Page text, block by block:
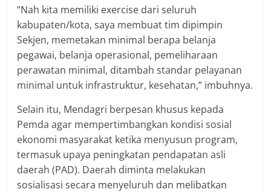
“Nah kita memiliki exercise dari seluruh
kabupaten/kota, saya membuat tim dipimpin
Sekjen, memetakan minimal berapa belanja
pegawai, belanja operasional, pemeliharaan
perawatan minimal, ditambah standar pelayanan
minimal untuk infrastruktur, kesehatan,” imbuhnya.
Selain itu, Mendagri berpesan khusus kepada
Pemda agar mempertimbangkan kondisi sosial
ekonomi masyarakat ketika menyusun program,
termasuk upaya peningkatan pendapatan asli
daerah (PAD). Daerah diminta melakukan
sosialisasi secara menyeluruh dan melibatkan